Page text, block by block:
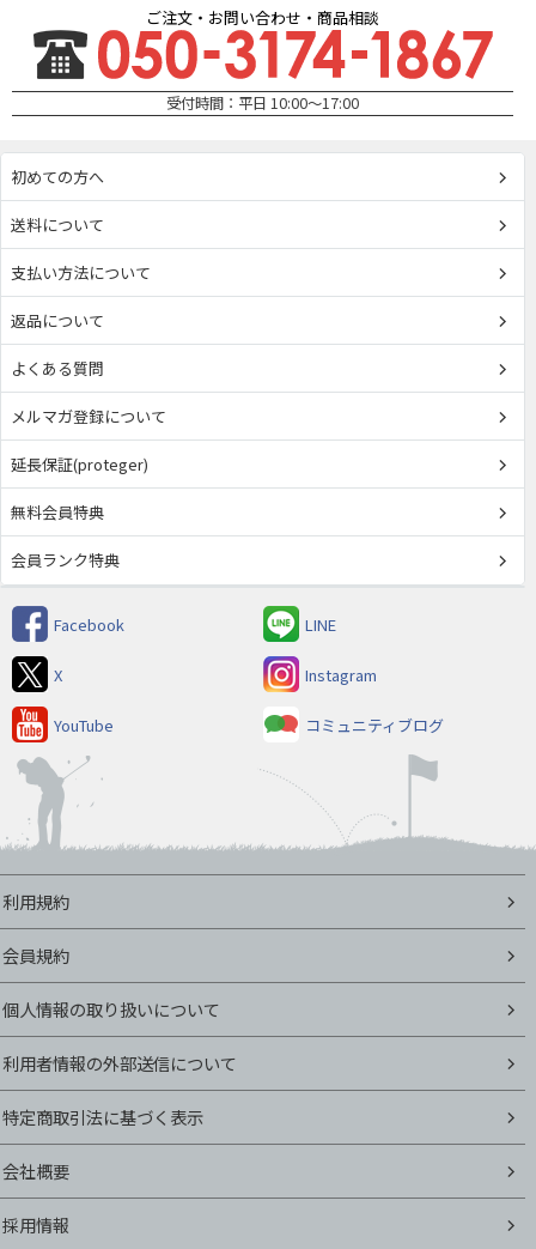
ご注文・お問い合わせ・商品相談
受付時間：平日 10:00～17:00
初めての方へ
送料について
支払い方法について
返品について
よくある質問
メルマガ登録について
延長保証(proteger)
無料会員特典
会員ランク特典
Facebook LINE
X Instagram
YouTube コミュニティブログ
利用規約
会員規約
個人情報の取り扱いについて
利用者情報の外部送信について
特定商取引法に基づく表示
会社概要
採用情報